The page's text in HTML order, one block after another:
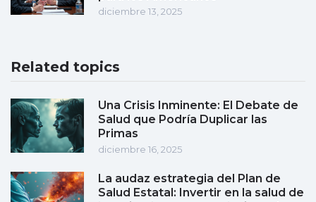
diciembre 13, 2025
Related topics
Una Crisis Inminente: El Debate de
Salud que Podría Duplicar las
Primas
diciembre 16, 2025
La audaz estrategia del Plan de
Salud Estatal: Invertir en la salud de